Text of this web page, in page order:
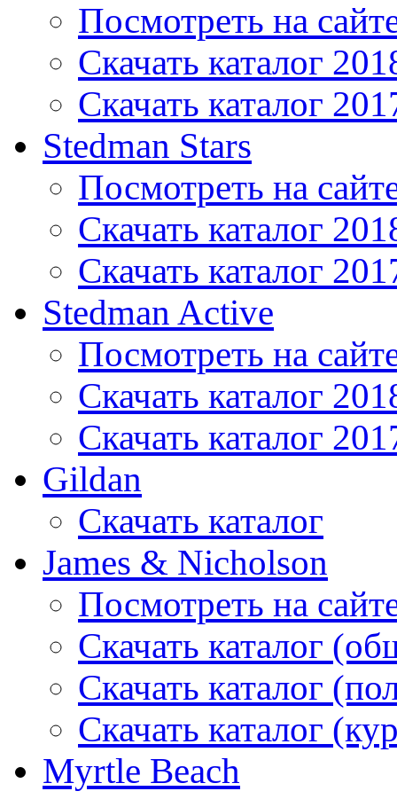
Посмотреть на
Скачать каталог
Скачать каталог
Stedman Stars
Посмотреть на
Скачать каталог
Скачать каталог
Stedman Active
Посмотреть на
Скачать каталог
Скачать каталог
Gildan
Скачать каталог
James & Nicholson
Посмотреть на
Скачать каталог
Скачать каталог
Скачать каталог
Myrtle Beach